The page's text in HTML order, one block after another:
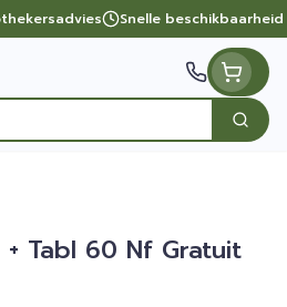
Snelle beschikbaarheid
Zoek
Tabl 60 Nf Gratuit